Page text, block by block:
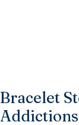
Bracelet
Addictions